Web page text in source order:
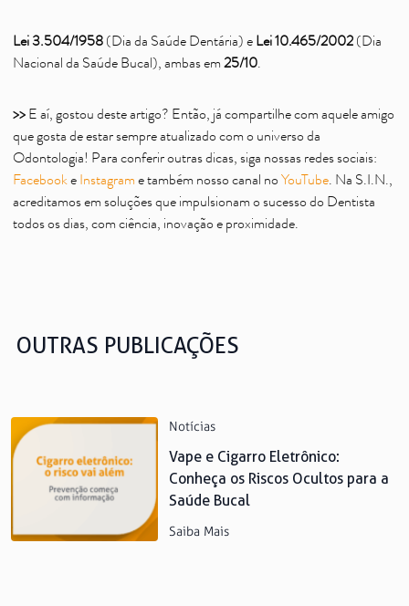
Lei 3.504/1958 (Dia da Saúde Dentária) e Lei 10.465/2002 (Dia
Nacional da Saúde Bucal), ambas em 25/10.
>> E aí, gostou deste artigo? Então, já compartilhe com aquele amigo
que gosta de estar sempre atualizado com o universo da
Odontologia! Para conferir outras dicas, siga nossas redes sociais:
Facebooke Instagram e também nosso canal no YouTube. Na S.I.N.,
acreditamos em soluções que impulsionam o sucesso do Dentista
todos os dias, com ciência, inovação e proximidade.
OUTRAS PUBLICAÇÕES
Notícias
Vape e Cigarro Eletrônico:
Conheça os Riscos Ocultos para a
Saúde Bucal
Saiba Mais